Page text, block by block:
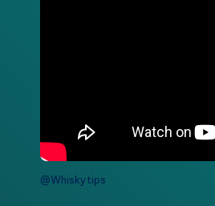
@Whiskytips